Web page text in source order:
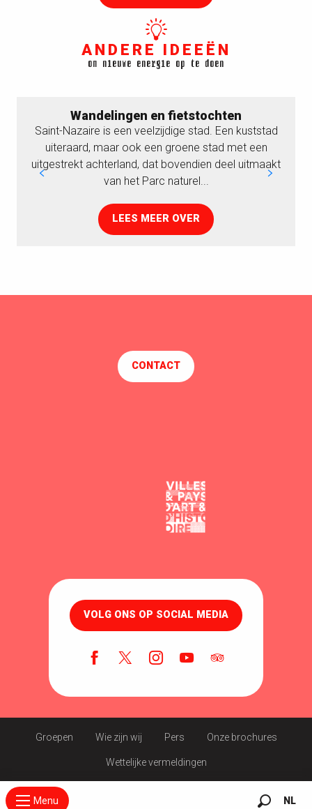
Menu NL
ANDERE IDEEËN
om nieuwe energie op te doen
Wandelingen en fietstochten
Saint-Nazaire is een veelzijdige stad. Een kuststad
uiteraard, maar ook een groene stad met een
uitgestrekt achterland, dat bovendien deel uitmaakt
van het Parc naturel...
LEES MEER OVER
CONTACT
VOLG ONS OP SOCIAL MEDIA
Groepen Wie zijn wij Pers Onze brochures
Wettelijke vermeldingen